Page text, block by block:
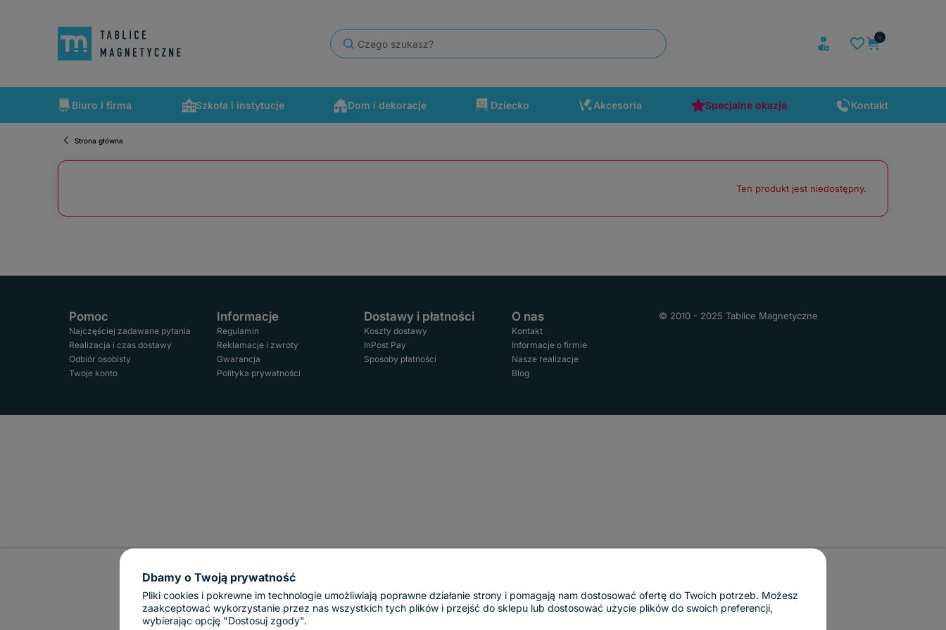
Biuro i firma Szkoła i instytucje Dom i dekoracje Dziecko Akcesoria Specjalne okazje Kontakt
Strona główna
Ten produkt jest niedostępny.
Pomoc
Najczęściej zadawane pytania
Realizacja i czas dostawy
Odbiór osobisty
Twoje konto
Informacje
Regulamin
Reklamacje i zwroty
Gwarancja
Polityka prywatności
Dostawy i płatności
Koszty dostawy
InPost Pay
Sposoby płatności
O nas
Kontakt
Informacje o firmie
Nasze realizacje
Blog
© 2010 - 2025 Tablice Magnetyczne
Dbamy o Twoją prywatność
Pliki cookies i pokrewne im technologie umożliwiają poprawne działanie strony i pomagają nam dostosować ofertę do Twoich potrzeb. Możesz
zaakceptować wykorzystanie przez nas wszystkich tych plików i przejść do sklepu lub dostosować użycie plików do swoich preferencji,
wybierając opcję "Dostosuj zgody".